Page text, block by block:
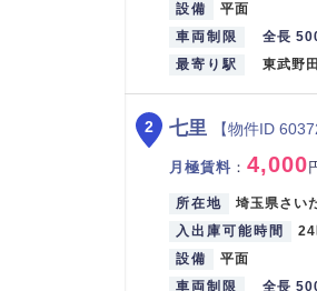
設備
平面
車両制限
全長
最寄り駅
東武野
七里 【物件ID
月極賃料 ： 4,000
所在地
埼玉県さい
入出庫可能時間
24
設備
平面
車両制限
全長
2